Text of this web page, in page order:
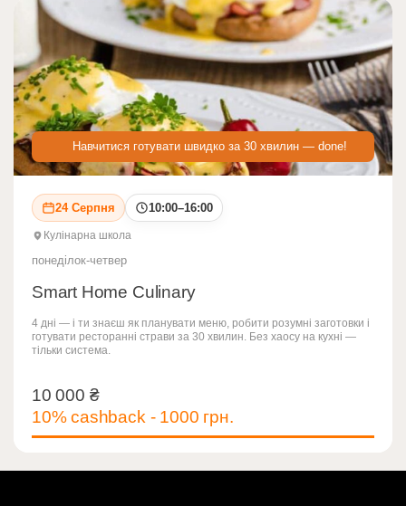
Навчитися готувати швидко за 30 хвилин — done!
24 Серпня 10:00–16:00
Кулінарна школа
понеділок-четвер
Smart Home Culinary
4 дні — і ти знаєш як планувати меню, робити розумні заготовки і
готувати ресторанні страви за 30 хвилин. Без хаосу на кухні —
тільки система.
10 000 ₴
10% cashback - 1000 грн.
10 000 ₴